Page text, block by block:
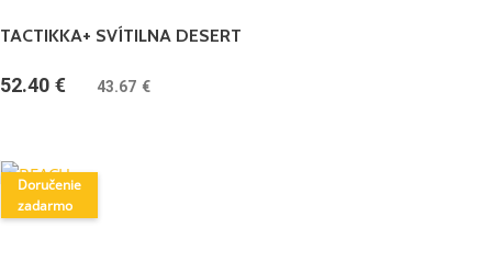
TACTIKKA+ SVÍTILNA DESERT
52.40 € 43.67 €
Doručenie
zadarmo